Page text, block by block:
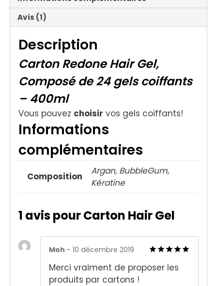
Avis (1)
Description
Carton Redone Hair Gel,
Composé de 24 gels coiffants
– 400ml
Vous pouvez choisir vos gels coiffants!
Informations
complémentaires
Composition
Argan, BubbleGum,
Kératine
1 avis pourCarton Hair Gel
5
Moh – 10 décembre 2019
Merci vraiment de proposer les
produits par cartons !